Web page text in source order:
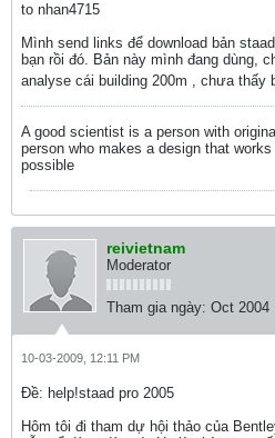
to nhan4715
Mình send links để download bản
bạn rồi đó. Bản này mình đang dùng,
analyse cái building 200m , chưa thấy
A good scientist is a person with
person who makes a design that
possible
reivietnam
Moderator
Tham gia ngày: Oct 2004
10-03-2009, 12:11 PM
Ðề: help!staad pro 2005
Hôm tôi đi tham dự hội thảo của